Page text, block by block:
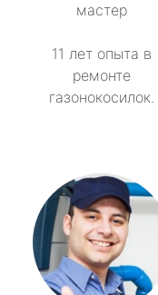
мастер
11 лет опыта в
ремонте
газонокосилок.